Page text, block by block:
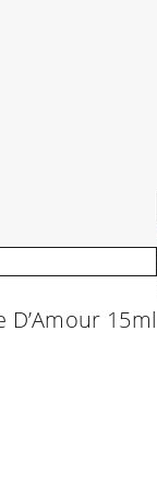
D’Amour 15ml